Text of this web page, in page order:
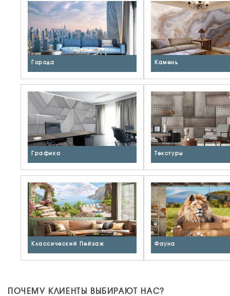
Города Камень
Графика Текстуры
Классический Пейзаж Фауна
ПОЧЕМУ КЛИЕНТЫ ВЫБИРАЮТ НАС?